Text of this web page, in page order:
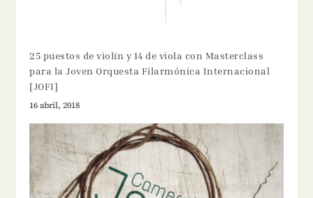
25 puestos de violín y 14 de viola con Masterclass
para la Joven Orquesta Filarmónica Internacional
[JOFI]
16 abril, 2018